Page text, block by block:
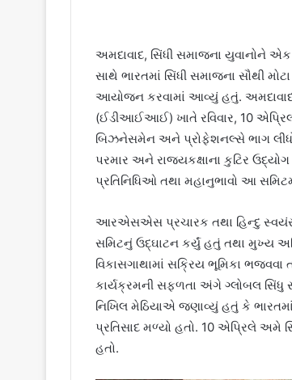
અમદાવાદ, સિંધી સમાજના યુવાનોને
સાથે ભારતમાં સિંધી સમાજના સૌથી
આયોજન કરવામાં આવ્યું હતું.
(ઈડીઆઈઆઈ) ખાતે રવિવાર, 10
બિઝનેસમેન અને પ્રોફેશનલ્સે ભાગ
પરમાર અને રાજ્યકક્ષાના કુટિર
પ્રતિનિધિઓ તથા મહાનુભાવો આ
આરએસએસ પ્રચારક તથા હિન્દુ
સમિટનું ઉદ્ઘાટન કર્યું હતું તથા મુખ્ય
વિકાસગાથામાં સક્રિય ભૂમિકા
કાર્યક્રમની સફળતા અંગે ગ્લોબલ સિંધુ
નિખિલ મેઠિયાએ જણાવ્યું હતું કે
પ્રતિસાદ મળ્યો હતો. 10 એપ્રિલે અમે
હતો.